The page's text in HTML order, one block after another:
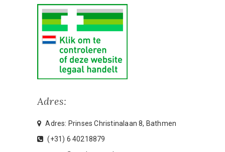
Adres:
Adres: Prinses Christinalaan 8, Bathmen
(+31) 6 40218879